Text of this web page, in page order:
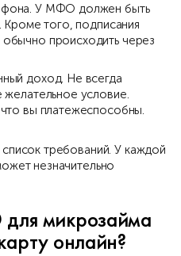
У МФО должен быть
Кроме того, подписания
происходить через
доход. Не всегда
желательное условие.
вы платежеспособны.
требований. У каждой
незначительно
микрозайма
онлайн?